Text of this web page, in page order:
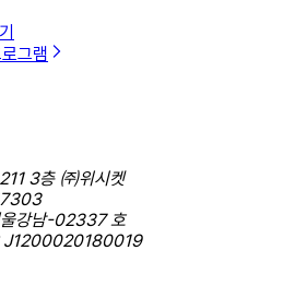
그램
3층 ㈜위시켓
강남-02337 호
: J1200020180019